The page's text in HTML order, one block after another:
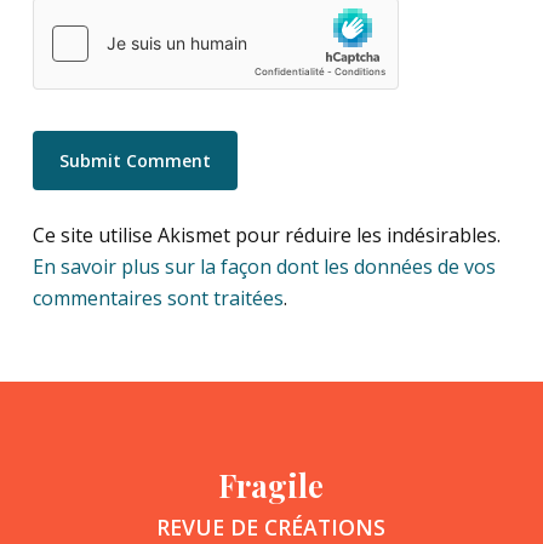
Ce site utilise Akismet pour réduire les indésirables.
En savoir plus sur la façon dont les données de vos
commentaires sont traitées.
Fragile
REVUE DE CRÉATIONS